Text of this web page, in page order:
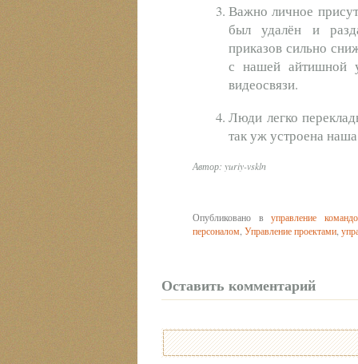
Важно личное
был удалён и
приказов сильно
с нашей айтишной
видеосвязи.
Люди легко
так уж устроена
Автор: yuriy-vskln
Опубликовано в управление
персоналом Управление проектами
Оставить комментарий